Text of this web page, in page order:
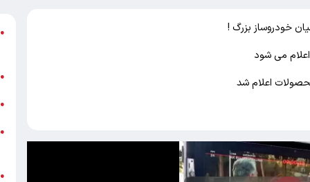
خودروساز بزرگ !
می شود
اعلام شد
●
●
●
●
●